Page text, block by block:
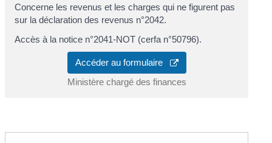
Concerne les revenus et les charges qui ne figurent pas
sur la déclaration des revenus n°2042.
Accès à la notice n°2041-NOT (cerfa n°50796).
Accéder au formulaire
Ministère chargé des finances